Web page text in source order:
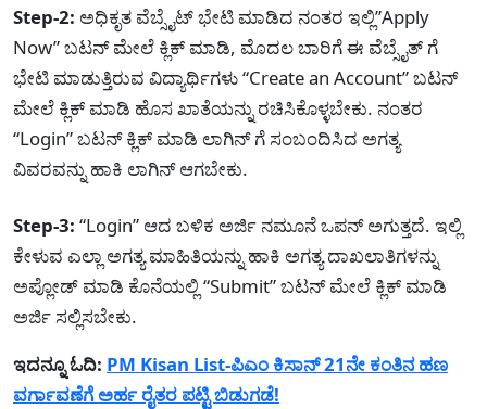
Step-2: ಅಧಿಕೃತ ವೆಬ್ಸೈಟ್ ಭೇಟಿ ಮಾಡಿದ ನಂತರ ಇಲ್ಲಿ”Apply
Now” ಬಟನ್ ಮೇಲೆ ಕ್ಲಿಕ್ ಮಾಡಿ, ಮೊದಲ ಬಾರಿಗೆ ಈ ವೆಬ್ಸೈತ್ ಗೆ
ಭೇಟಿ ಮಾಡುತ್ತಿರುವ ವಿದ್ಯಾರ್ಥಿಗಳು “Create an Account” ಬಟನ್
ಮೇಲೆ ಕ್ಲಿಕ್ ಮಾಡಿ ಹೊಸ ಖಾತೆಯನ್ನು ರಚಿಸಿಕೊಳ್ಳಬೇಕು. ನಂತರ
“Login” ಬಟನ್ ಕ್ಲಿಕ್ ಮಾಡಿ ಲಾಗಿನ್ ಗೆ ಸಂಬಂದಿಸಿದ ಅಗತ್ಯ
ವಿವರವನ್ನು ಹಾಕಿ ಲಾಗಿನ್ ಆಗಬೇಕು.
Step-3: “Login” ಆದ ಬಳಿಕ ಅರ್ಜಿ ನಮೂನೆ ಒಪನ್ ಅಗುತ್ತದೆ. ಇಲ್ಲಿ
ಕೇಳುವ ಎಲ್ಲಾ ಅಗತ್ಯ ಮಾಹಿತಿಯನ್ನು ಹಾಕಿ ಅಗತ್ಯ ದಾಖಲಾತಿಗಳನ್ನು
ಅಪ್ಲೋಡ್ ಮಾಡಿ ಕೊನೆಯಲ್ಲಿ “Submit” ಬಟನ್ ಮೇಲೆ ಕ್ಲಿಕ್ ಮಾಡಿ
ಅರ್ಜಿ ಸಲ್ಲಿಸಬೇಕು.
ಇದನ್ನೂ ಓದಿ: PM Kisan List-ಪಿಎಂ ಕಿಸಾನ್ 21ನೇ ಕಂತಿನ ಹಣ
ವರ್ಗಾವಣೆಗೆ ಅರ್ಹ ರೈತರ ಪಟ್ಟಿ ಬಿಡುಗಡೆ!